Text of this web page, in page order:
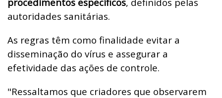
autoridades sanitárias.
As regras têm como finalidade evitar a
disseminação do vírus e assegurar a
efetividade das ações de controle.
"Ressaltamos que criadores que observarem